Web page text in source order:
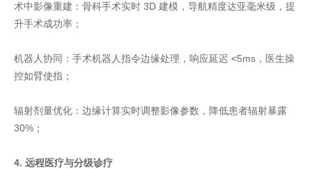
术中影像重建：骨科手术实时 3D 建模，导航精度达亚毫米级，提
升手术成功率；
机器人协同：手术机器人指令边缘处理，响应延迟 <5ms，医生操
控如臂使指；
辐射剂量优化：边缘计算实时调整影像参数，降低患者辐射暴露
30%；
4. 远程医疗与分级诊疗